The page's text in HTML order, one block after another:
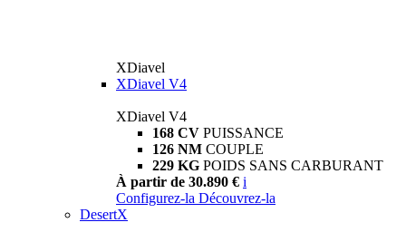
XDiavel
XDiavel V4
XDiavel V4
168 CV PUISSANCE
126 NM COUPLE
229 KG POIDS SANS CARBURANT
À partir de 30.890 € i
Configurez-la Découvrez-la
DesertX